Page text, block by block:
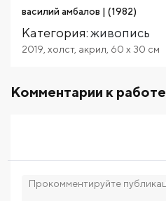
василий амбалов | (1982)
Категория:живопись
2019 холст, акрил 60 x 30 см
Комментарии к работе